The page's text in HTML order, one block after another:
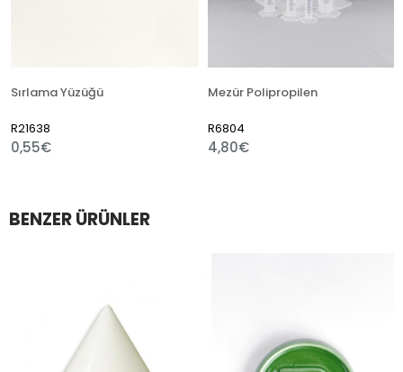
Sırlama Yüzüğü
R21638
0,55€
Mezür Polipropilen
R6804
4,80€
BENZER ÜRÜNLER